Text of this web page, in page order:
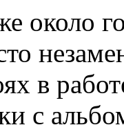
около
в
с